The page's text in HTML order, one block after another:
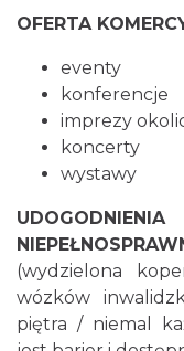
OFERTA
eventy
konferencje
imprezy
koncerty
wystawy
(wydzielona
wózków
piętra / niemal